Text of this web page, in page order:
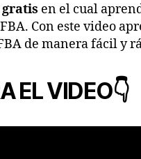
en el cual
FBA. Con este video
de manera fácil y
EL VIDEO👇